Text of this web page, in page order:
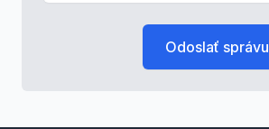
Odoslať správu